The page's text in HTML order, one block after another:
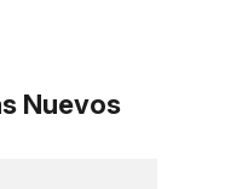
Nuevos